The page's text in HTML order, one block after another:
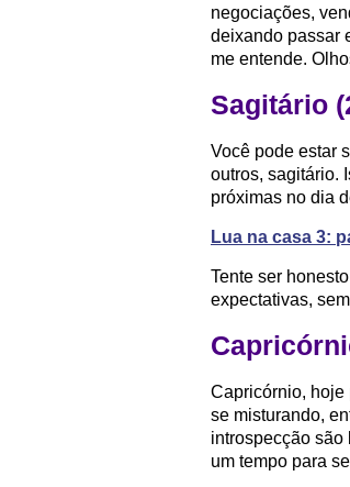
negociações,
deixando passar
me entende.
Sagitário
Você pode estar
outros, sagitário.
próximas no dia
Lua na casa 3:
Tente ser
expectativas,
Capricórnio, hoje
se misturando,
introspecção são
um tempo para